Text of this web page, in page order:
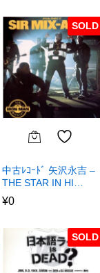
SOLD
中古ﾚｺｰﾄﾞ 矢沢永吉 –
THE STAR IN HI…
¥0
SOLD